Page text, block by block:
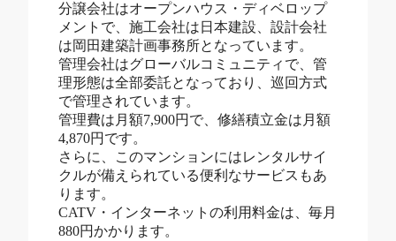
分譲会社はオープンハウス・ディベロップ
メントで、施工会社は日本建設、設計会社
は岡田建築計画事務所となっています。
管理会社はグローバルコミュニティで、管
理形態は全部委託となっており、巡回方式
で管理されています。
管理費は月額7,900円で、修繕積立金は月額
4,870円です。
さらに、このマンションにはレンタルサイ
クルが備えられている便利なサービスもあ
ります。
CATV・インターネットの利用料金は、毎月
880円かかります。